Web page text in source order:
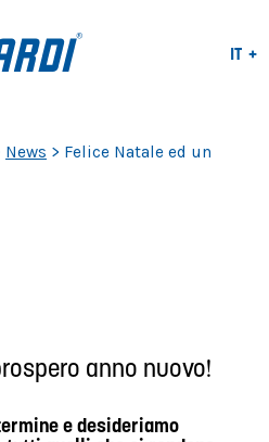
Lang
IT
News > Felice Natale ed un
anno nuovo!
e desideriamo